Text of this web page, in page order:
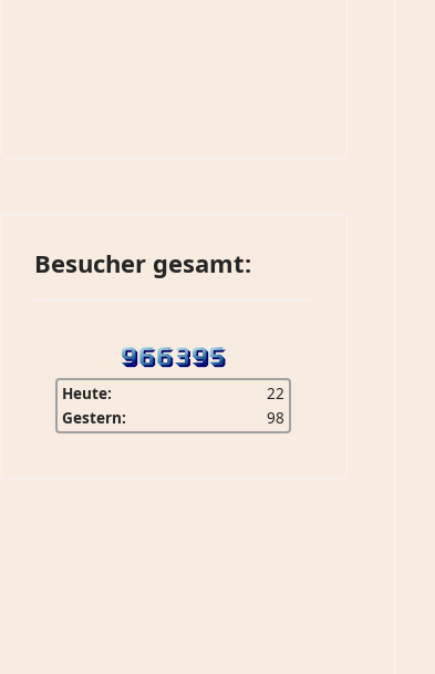
Besucher gesamt:
Heute:
22
Gestern:
98